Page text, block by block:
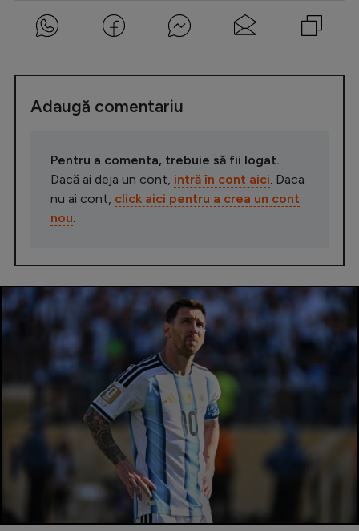
Adaugă comentariu
Pentru a comenta, trebuie să fii logat.
Dacă ai deja un cont, intră în cont aici . Daca
nu ai cont, click aici pentru a crea un cont
nou